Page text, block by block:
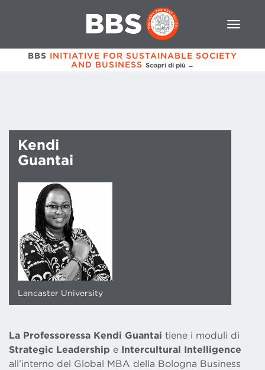
BBS INITIATIVE FOR SUSTAINABLE SOCIETY
AND BUSINESS Scopri di più →
Kendi
Guantai
Lancaster University
La Professoressa Kendi Guantai tiene i moduli di
Strategic Leadership e Intercultural Intelligence
all’interno del Global MBA della Bologna Business